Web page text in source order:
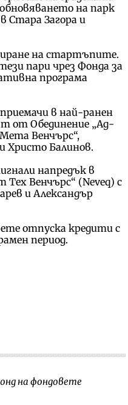
на парк
Стара Загора и
на стартъпите.
пари чрез Фонда за
програма
в най-ранен
от Обединение „Ад-
Венчърс“,
Христо Балинов.
напредък в
Тех Венчърс“ (Neveq) с
и Александър
отпуска кредити с
период.
на фондовете